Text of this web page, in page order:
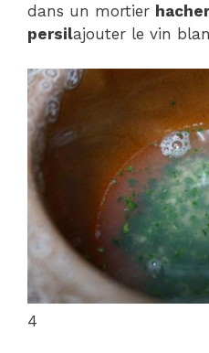
dans un mortier
persilajouter le vin
4